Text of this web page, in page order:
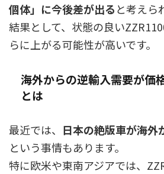
個体」に今後差が出ると考えら
結果として、状態の良い
らに上がる可能性が高いです。
海外からの逆輸入需要が価
とは
最近では、 日本の絶版車が海外
という事情もあります。
特に欧米や東南アジアでは、